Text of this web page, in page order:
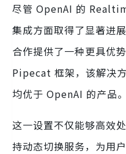
尽管 OpenAI 的
集成方面取得了显著进
合作提供了一种更具优
Pipecat 框架，该解决
均优于 OpenAI 的产品。
这一设置不仅能够高效
持动态切换服务，为用